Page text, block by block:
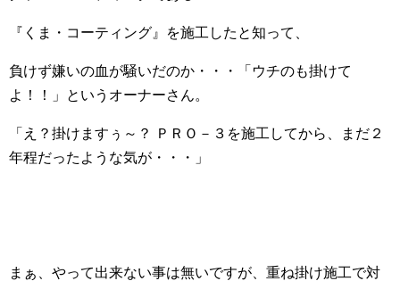
『くま・コーティング』を施工したと知って、
負けず嫌いの血が騒いだのか・・・「ウチのも掛けて
よ！！」というオーナーさん。
「え？掛けますぅ～？ ＰＲＯ－３を施工してから、まだ２
年程だったような気が・・・」
まぁ、やって出来ない事は無いですが、重ね掛け施工で対